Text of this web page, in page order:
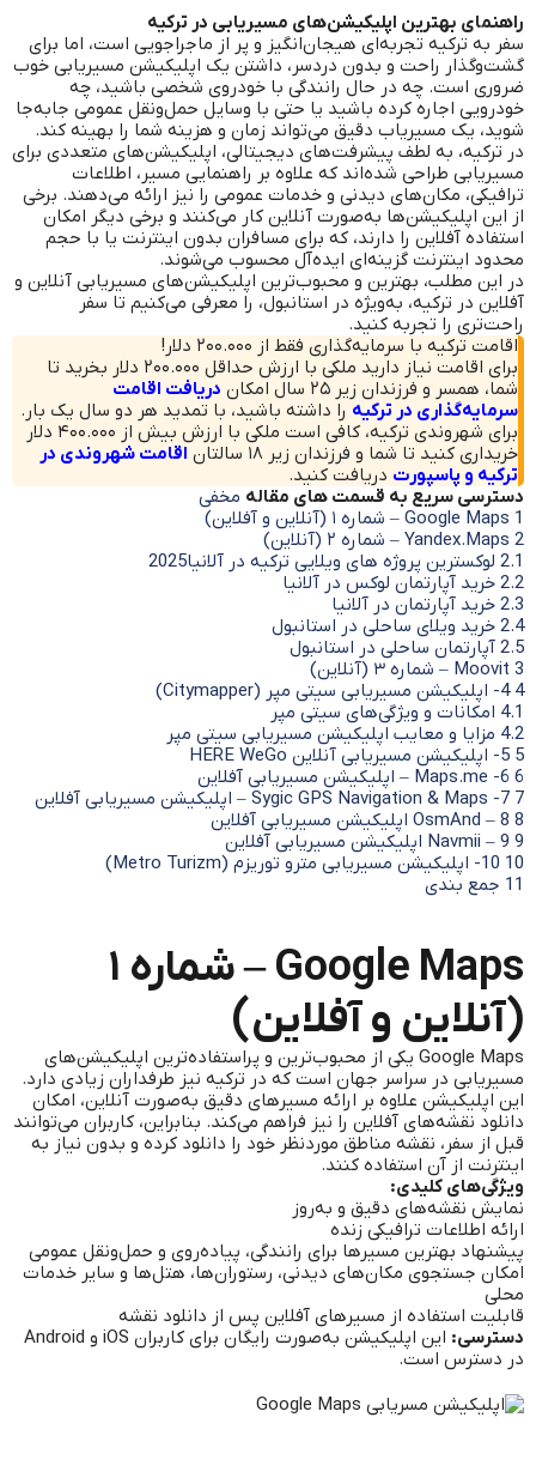
راهنمای بهترین اپلیکیشن‌های مسیریابی در ترکیه
سفر به ترکیه تجربه‌ای هیجان‌انگیز و پر از ماجراجویی است، اما برای
گشت‌وگذار راحت و بدون دردسر، داشتن یک اپلیکیشن مسیریابی خوب
ضروری است. چه در حال رانندگی با خودروی شخصی باشید، چه
خودرویی اجاره کرده باشید یا حتی با وسایل حمل‌ونقل عمومی جابه‌جا
شوید، یک مسیر‌یاب دقیق می‌تواند زمان و هزینه شما را بهینه کند.
در ترکیه، به لطف پیشرفت‌های دیجیتالی، اپلیکیشن‌های متعددی برای
مسیریابی طراحی شده‌اند که علاوه بر راهنمایی مسیر، اطلاعات
ترافیکی، مکان‌های دیدنی و خدمات عمومی را نیز ارائه می‌دهند. برخی
از این اپلیکیشن‌ها به‌صورت آنلاین کار می‌کنند و برخی دیگر امکان
استفاده آفلاین را دارند، که برای مسافران بدون اینترنت یا با حجم
محدود اینترنت گزینه‌ای ایده‌آل محسوب می‌شوند.
در این مطلب، بهترین و محبوب‌ترین اپلیکیشن‌های مسیریابی آنلاین و
آفلاین در ترکیه، به‌ویژه در استانبول، را معرفی می‌کنیم تا سفر
راحت‌تری را تجربه کنید.
اقامت ترکیه با سرمایه‌گذاری فقط از ۲۰۰.۰۰۰ دلار!
برای اقامت نیاز دارید ملکی با ارزش حداقل ۲۰۰.۰۰۰ دلار بخرید تا
شما، همسر و فرزندان زیر ۲۵ سال امکان
دریافت اقامت
سرمایه‌گذاری در ترکیه را داشته باشید، با تمدید هر دو سال یک بار.
برای شهروندی ترکیه، کافی است ملکی با ارزش بیش از ۴۰۰.۰۰۰ دلار
خریداری کنید تا شما و فرزندان زیر ۱۸ سالتان
اقامت شهروندی در
ترکیه و پاسپورت دریافت کنید.
دسترسی سریع به قسمت های مقاله مخفی
1 Google Maps – شماره ۱ (آنلاین و آفلاین)
2 Yandex.Maps – شماره ۲ (آنلاین)
2.1 لوکسترین پروژه های ویلایی ترکیه در آلانیا2025
2.2 خرید آپارتمان لوکس در آلانیا
2.3 خرید آپارتمان در آلانیا
2.4 خرید ویلای ساحلی در استانبول
2.5 آپارتمان ساحلی در استانبول
3 Moovit – شماره ۳ (آنلاین)
4 4- اپلیکیشن مسیریابی سیتی مپر (Citymapper)
4.1 امکانات و ویژگی‌های سیتی مپر
4.2 مزایا و معایب اپلیکیشن مسیریابی سیتی مپر
5 5- اپلیکیشن مسیریابی آنلاین HERE WeGo
6 Maps.me -6 – اپلیکیشن مسیریابی آفلاین
7 Sygic GPS Navigation & Maps -7 – اپلیکیشن مسیریابی آفلاین
8 OsmAnd – 8 اپلیکیشن مسیریابی آفلاین
9 Navmii – 9 اپلیکیشن مسیریابی آفلاین
10 10- اپلیکیشن مسیریابی مترو توریزم (Metro Turizm)
11 جمع بندی
Google Maps – شماره ۱
(آنلاین و آفلاین)
Google Maps یکی از محبوب‌ترین و پراستفاده‌ترین اپلیکیشن‌های
مسیریابی در سراسر جهان است که در ترکیه نیز طرفداران زیادی دارد.
این اپلیکیشن علاوه بر ارائه مسیرهای دقیق به‌صورت آنلاین، امکان
دانلود نقشه‌های آفلاین را نیز فراهم می‌کند. بنابراین، کاربران می‌توانند
قبل از سفر، نقشه مناطق موردنظر خود را دانلود کرده و بدون نیاز به
اینترنت از آن استفاده کنند.
ویژگی‌های کلیدی:
نمایش نقشه‌های دقیق و به‌روز
ارائه اطلاعات ترافیکی زنده
پیشنهاد بهترین مسیرها برای رانندگی، پیاده‌روی و حمل‌ونقل عمومی
امکان جستجوی مکان‌های دیدنی، رستوران‌ها، هتل‌ها و سایر خدمات
محلی
قابلیت استفاده از مسیرهای آفلاین پس از دانلود نقشه
دسترسی:
این اپلیکیشن به‌صورت رایگان برای کاربران iOS و Android
در دسترس است.